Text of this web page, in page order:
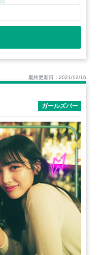
最終更新日：2021/12/16
ガールズバー